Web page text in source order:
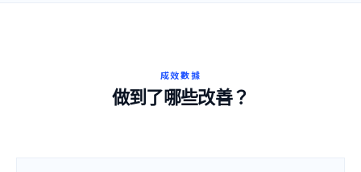
成效數據
做到了哪些改善？